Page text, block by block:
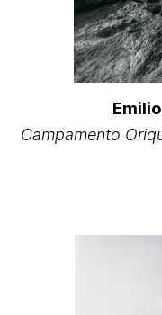
Campamento